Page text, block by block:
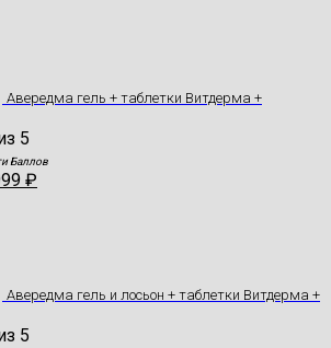
Авередма гель + таблетки Витдерма +
5
Баллов
₽
Авередма гель и лосьон + таблетки Витдерма +
5